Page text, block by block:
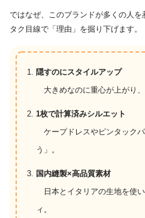
ではなぜ、このブランドが多くの人
タク目線で「理由」を掘り下げます。
隠すのにスタイルアップ
大きめなのに重心が上がり、
1枚で計算済みシルエット
ケープドレスやピンタック
う」。
国内縫製×高品質素材
日本とイタリアの生地を使
ィ。